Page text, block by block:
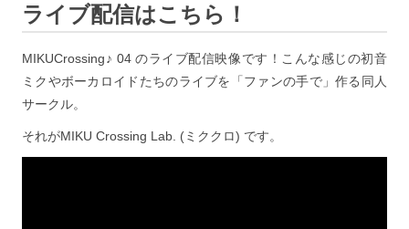
ライブ配信はこちら！
MIKUCrossing♪ 04 のライブ配信映像です！こんな感じの初音
ミクやボーカロイドたちのライブを「ファンの手で」作る同人
サークル。
それがMIKU Crossing Lab. (ミククロ) です。